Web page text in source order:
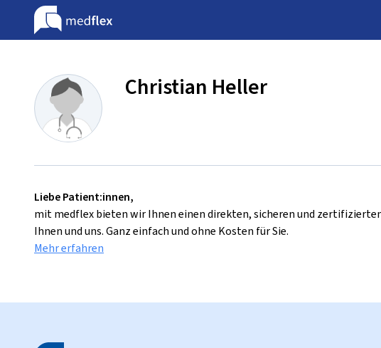
Christian Heller
Liebe Patient:innen,
mit medflex bieten wir Ihnen einen direkten, sicheren und
Ihnen und uns. Ganz einfach und ohne Kosten für Sie.
Mehr erfahren